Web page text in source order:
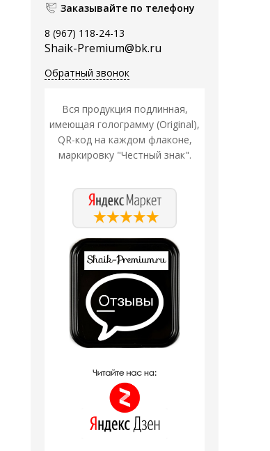
Заказывайте по телефону
8 (967) 118-24-13
Shaik-Premium@bk.ru
Обратный звонок
Вся продукция подлинная,
имеющая голограмму (Original),
QR-код на каждом флаконе,
маркировку "Честный знак".